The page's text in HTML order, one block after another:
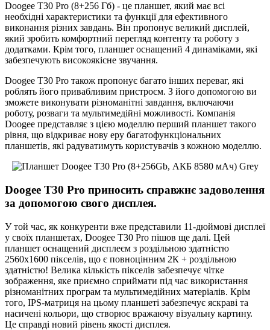
Doogee T30 Pro (8+256 Гб) - це планшет, який має всі
необхідні характеристики та функції для ефективного
виконання різних завдань. Він пропонує великий дисплей,
який зробить комфортний перегляд контенту та роботу з
додатками. Крім того, планшет оснащений 4 динаміками, які
забезпечують високоякісне звучання.
Doogee T30 Pro також пропонує багато інших переваг, які
роблять його привабливим пристроєм. З його допомогою ви
зможете виконувати різноманітні завдання, включаючи
роботу, розваги та мультимедійні можливості. Компанія
Doogee представляє з цією моделлю перший планшет такого
рівня, що відкриває нову еру багатофункціональних
планшетів, які радуватимуть користувачів з кожною моделлю.
Doogee T30 Pro приносить справжнє задоволення
за допомогою свого дисплея.
У той час, як конкуренти вже представили 11-дюймові дисплеї
у своїх планшетах, Doogee T30 Pro пішов ще далі. Цей
планшет оснащений дисплеєм з роздільною здатністю
2560х1600 пікселів, що є повноцінним 2К + роздільною
здатністю! Велика кількість пікселів забезпечує чітке
зображення, яке приємно сприймати під час використання
різноманітних програм та мультимедійних матеріалів. Крім
того, IPS-матриця на цьому планшеті забезпечує яскраві та
насичені кольори, що створює вражаючу візуальну картину.
Це справді новий рівень якості дисплея.